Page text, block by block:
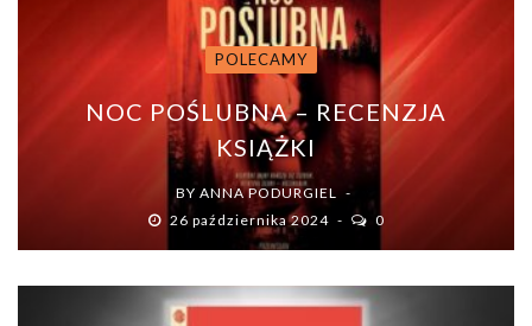
POLECAMY
NOC POŚLUBNA – RECENZJA
KSIĄŻKI
BY ANNA PODURGIEL
26 października 2024
0